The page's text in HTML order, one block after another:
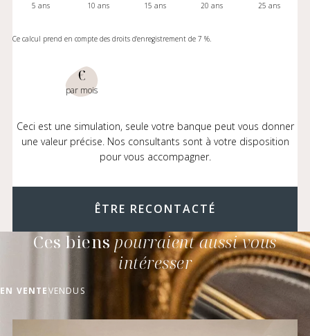
5 ans 10 ans 15 ans 20 ans 25 ans
Ce calcul prend en compte des droits d'enregistrement de 7 %.
€
par mois
Ceci est une simulation, seule votre banque peut vous donner
une valeur précise. Nos consultants sont à votre disposition
pour vous accompagner.
ÊTRE RECONTACTÉ
Ces biens pourraient aussi vous
intéresser
EN VENTEVENDUS